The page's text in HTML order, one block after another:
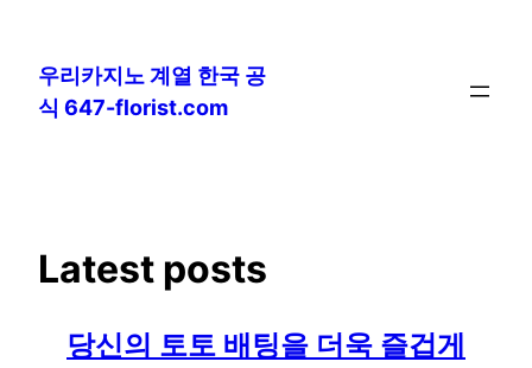
우리카지노 계열 한국 공
식 647-florist.com
Latest posts
당신의 토토 배팅을 더욱 즐겁게